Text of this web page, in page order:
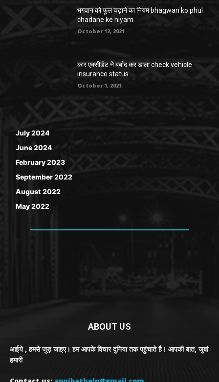
भगवान को फूल चढ़ाने का नियम bhagwan ko phul
chadane ke niyam
October 12, 2021
कार एक्सीडेंट ने बर्बाद कर डाला check vehicle
insurance status
October 1, 2021
July 2024
June 2024
February 2023
September 2022
August 2022
May 2022
ABOUT US
आईये , हमसे जुड़ जाइए। हम आपके विचार दुनिया तक पहुंचाते है। आपकी बात, जुबां
हमारी